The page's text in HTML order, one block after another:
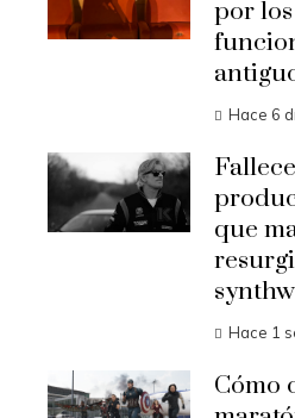
por
Hace 6
que
Hace 1
Cómo